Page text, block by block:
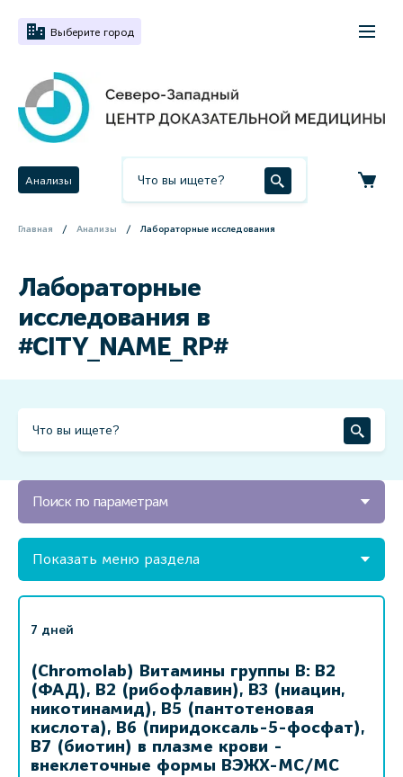
Выберите город
Анализы
Главная Анализы Лабораторные исследования
Лабораторные
исследования в
#CITY_NAME_RP#
Поиск по параметрам
Показать меню раздела
7 дней
(Chromolab) Витамины группы B: B2
(ФАД), B2 (рибофлавин), B3 (ниацин,
никотинамид), B5 (пантотеновая
кислота), B6 (пиридоксаль-5-фосфат),
B7 (биотин) в плазме крови -
внеклеточные формы ВЭЖХ-МС/МС